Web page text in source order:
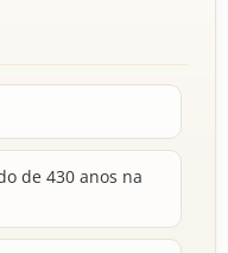
de 430 anos na